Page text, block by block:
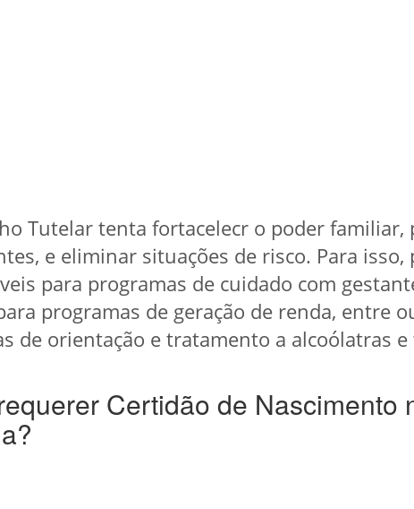
Tutelar tenta fortacelecr o poder
e eliminar situações de risco. Para
para programas de cuidado com
programas de geração de renda, entre
de orientação e tratamento a alcoólatras
Certidão de Nascimento